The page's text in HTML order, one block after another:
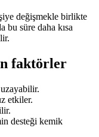
değişmekle birlikte
bu süre daha kısa
faktörler
etkiler.
desteği kemik